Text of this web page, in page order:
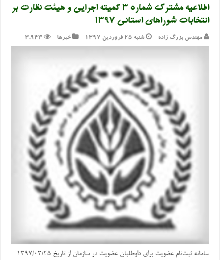
اطلاعیه مشترک شماره ۳ کمیته اجرایی و هیئت نظارت بر
انتخابات شوراهای استانی ۱۳۹۷
مهندس بزرگ زاده شنبه ۲۵ فروردین ۱۳۹۷ خبرها 3,943
سامانه ثبت‌نام عضویت برای داوطلبان عضویت در سازمان از تاریخ ۱۳۹۷/۰۳/۲۵